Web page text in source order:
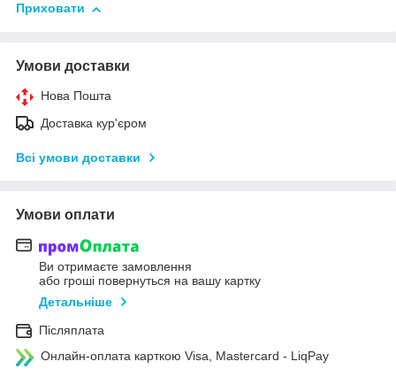
Приховати
Умови доставки
Нова Пошта
Доставка кур'єром
Всі умови доставки
Умови оплати
Ви отримаєте замовлення
або гроші повернуться на вашу картку
Детальніше
Післяплата
Онлайн-оплата карткою Visa, Mastercard - LiqPay